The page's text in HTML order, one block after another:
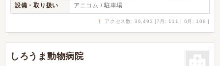
設備・取り扱い アニコム / 駐車場
↑ アクセス数: 36,493 [7月: 111 | 6月: 108 ]
しろうま動物病院